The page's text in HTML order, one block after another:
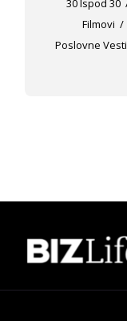
30 Ispod 30
Filmovi
Poslovne Vesti